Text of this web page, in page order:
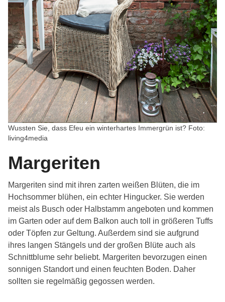
Wussten Sie, dass Efeu ein winterhartes Immergrün ist? Foto:
living4media
Margeriten
Margeriten sind mit ihren zarten weißen Blüten, die im
Hochsommer blühen, ein echter Hingucker. Sie werden
meist als Busch oder Halbstamm angeboten und kommen
im Garten oder auf dem Balkon auch toll in größeren Tuffs
oder Töpfen zur Geltung. Außerdem sind sie aufgrund
ihres langen Stängels und der großen Blüte auch als
Schnittblume sehr beliebt. Margeriten bevorzugen einen
sonnigen Standort und einen feuchten Boden. Daher
sollten sie regelmäßig gegossen werden.